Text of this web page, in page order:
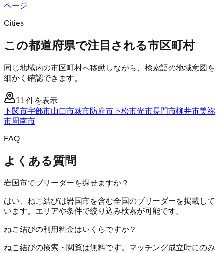
ページ
Cities
この都道府県で注目される市区町村
同じ地域内の市区町村へ移動しながら、検索語の地域意図を
細かく確認できます。
11 件を表示
下関市宇部市山口市萩市防府市下松市光市長門市柳井市美祢
市周南市
FAQ
よくある質問
岩国市でブリーダーを探せますか？
はい、ねこ結びは岩国市を含む全国のブリーダーを掲載して
います。エリアや条件で絞り込み検索が可能です。
ねこ結びの利用料金はいくらですか？
ねこ結びの検索・閲覧は無料です。マッチング成立時にのみ